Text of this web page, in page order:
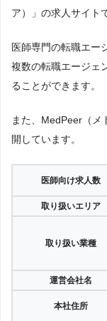
ア）」の求人サイト
医師専門の転職エー
複数の転職エージェ
ることができます。
また、MedPeer（メ
開しています。
医師向け求人数
取り扱いエリア
取り扱い業種
運営会社名
本社住所